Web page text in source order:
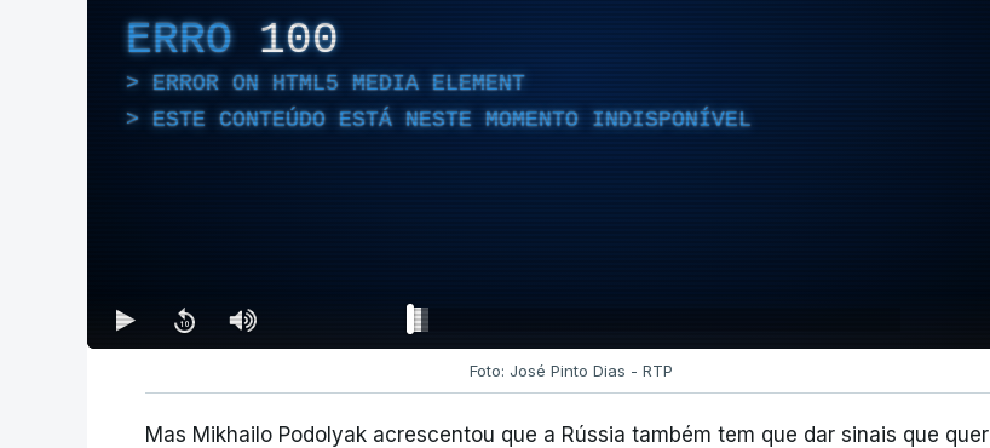
ERRO 100
ERROR ON HTML5 MEDIA ELEMENT
ESTE CONTEÚDO ESTÁ NESTE MOMENTO INDISPONÍVEL
Foto: José Pinto Dias - RTP
Mas Mikhailo Podolyak acrescentou que a Rússia também tem que dar sinais que quer